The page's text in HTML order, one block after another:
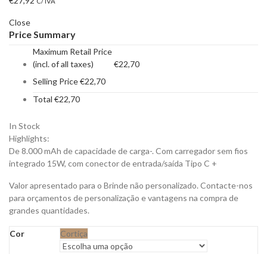
Close
Price Summary
Maximum Retail Price
(incl. of all taxes)
€22,70
Selling Price€22,70
Total €22,70
In Stock
Highlights:
De 8.000 mAh de capacidade de carga-. Com carregador sem fios
integrado 15W, com conector de entrada/saída Tipo C +
Valor apresentado para o Brinde não personalizado. Contacte-nos
para orçamentos de personalização e vantagens na compra de
grandes quantidades.
Cor Cortiça